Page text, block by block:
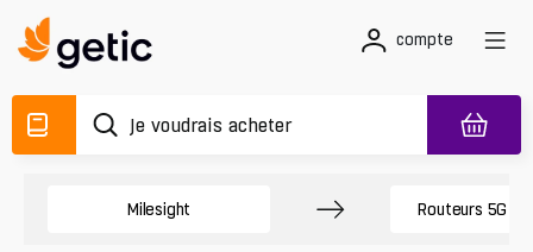
compte
Milesight Routeurs 5G